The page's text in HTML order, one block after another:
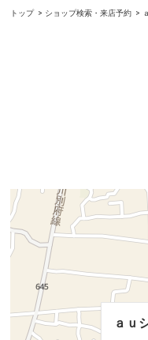
トップ ショップ検索・来店予約
ａｕ
ａｕ